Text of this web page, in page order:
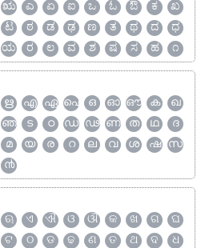
ಋ ಎ ಏ ಐ ಒ ಓ ಔ ಕ
ಖ
ಟ ಠ ಡ ಢ ಣ ತ ಥ ದ
ಧ
ಯ ರ ಲ ವ ಶ ಷ ಸ ಹ ೧
ഋ എ ഏ ഐ ഒ ഓ ഔ ക
ഖ
ഞ ട ഠ ഡ ഢ ണ ത ഥ
ദ
മ യ ര റ ല വ ശ ഷ
സ
൯
ଋ ଏ ଐ ଓ ଔ କ ଖ ଗ
ଘ
ଟ ଠ ଡ ଢ ଣ ତ ଥ ଦ
ଧ